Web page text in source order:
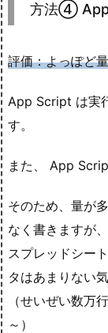
方法④ App
評価：よっぽど
App Script は実
す。
また、 App
そのため、量が
なく書きますが、
スプレッドシー
タはあまりない
（せいぜい数万
～）